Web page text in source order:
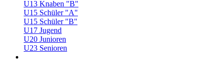
U13 Knaben "B"
U15 Schüler "A"
U15 Schüler "B"
U17 Jugend
U20 Junioren
U23 Senioren